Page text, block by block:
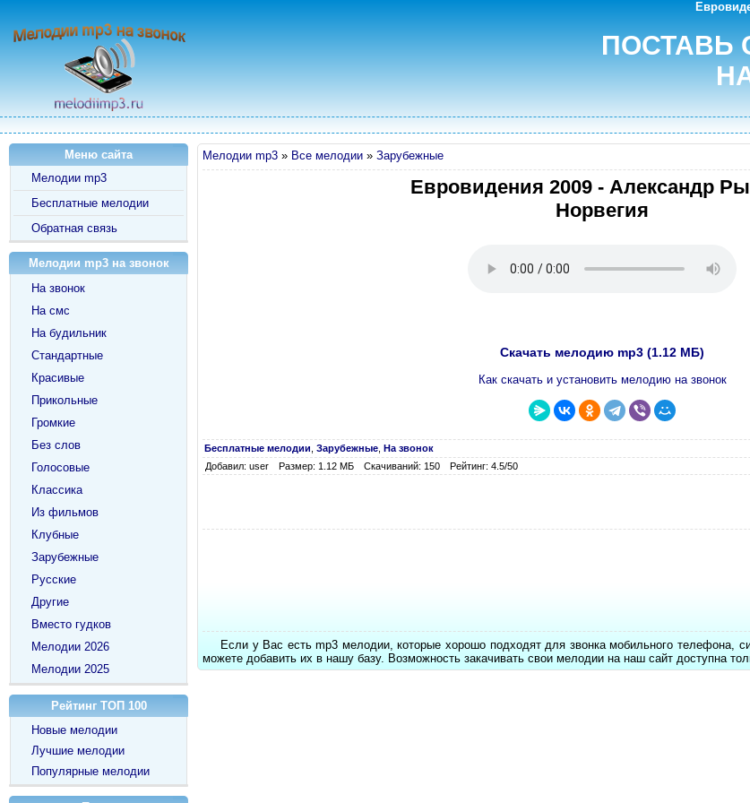
ПОСТАВЬ
Мелодии mp3 » Все мелодии » Зарубежные
Евровидения 2009 - Александр
Норвегия
Скачать мелодию mp3 (1.12 МБ)
Как скачать и установить мелодию на звонок
Бесплатные мелодии Зарубежные На звонок
Добавил: user
Размер: 1.12 МБ Скачиваний: 150 Рейтинг: 4.5/50
Если у Вас есть mp3 мелодии, которые хорошо подходят для звонка мобильного телефона,
можете добавить их в нашу базу. Возможность закачивать свои мелодии на наш сайт доступна
Меню сайта
Мелодии mp3
Бесплатные мелодии
Обратная связь
Мелодии mp3 на звонок
На звонок
На смс
На будильник
Стандартные
Красивые
Прикольные
Громкие
Без слов
Голосовые
Классика
Из фильмов
Клубные
Зарубежные
Русские
Другие
Вместо гудков
Мелодии 2026
Мелодии 2025
Рейтинг ТОП 100
Новые мелодии
Лучшие мелодии
Популярные мелодии